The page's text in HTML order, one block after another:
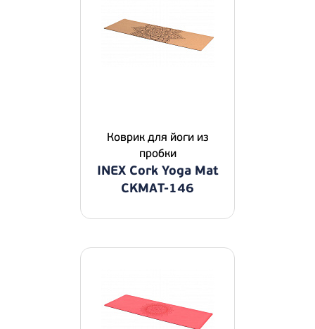
Коврик для йоги из
пробки
INEX Cork Yoga Mat
CKMAT-146